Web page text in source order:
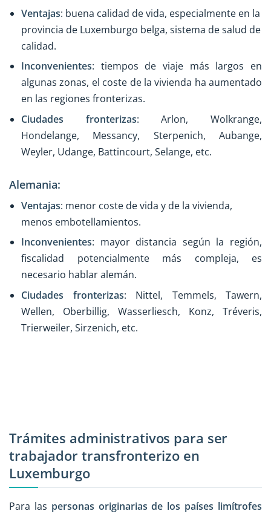
Ventajas: buena calidad de vida, especialmente en la
provincia de Luxemburgo belga, sistema de salud de
calidad.
Inconvenientes: tiempos de viaje más largos en
algunas zonas, el coste de la vivienda ha aumentado
en las regiones fronterizas.
Ciudades fronterizas: Arlon, Wolkrange,
Hondelange, Messancy, Sterpenich, Aubange,
Weyler, Udange, Battincourt, Selange, etc.
Alemania:
Ventajas: menor coste de vida y de la vivienda,
menos embotellamientos.
Inconvenientes: mayor distancia según la región,
fiscalidad potencialmente más compleja, es
necesario hablar alemán.
Ciudades fronterizas: Nittel, Temmels, Tawern,
Wellen, Oberbillig, Wasserliesch, Konz, Tréveris,
Trierweiler, Sirzenich, etc.
Trámites administrativos para ser
trabajador transfronterizo en
Luxemburgo
Para las personas originarias de los países limítrofes